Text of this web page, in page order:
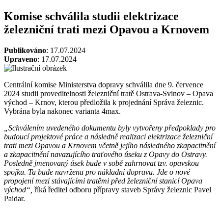
Komise schválila studii elektrizace
železniční trati mezi Opavou a Krnovem
Publikováno: 17.07.2024
Upraveno: 17.07.2024
Centrální komise Ministerstva dopravy schválila dne 9. července
2024 studii proveditelnosti železniční tratě Ostrava-Svinov – Opava
východ – Krnov, kterou předložila k projednání Správa železnic.
Vybrána byla nakonec varianta 4max.
„Schválením uvedeného dokumentu byly vytvořeny předpoklady pro
budoucí projektové práce a následně realizaci elektrizace železniční
trati mezi Opavou a Krnovem včetně jejího následného zkapacitnění
a zkapacitnění navazujícího traťového úseku z Opavy do Ostravy.
Posledně jmenovaný úsek bude v sobě zahrnovat tzv. opavskou
spojku. Ta bude navržena pro nákladní dopravu. Jde o nové
propojení mezi stávajícími tratěmi před železniční stanicí Opava
východ“, říká ředitel odboru přípravy staveb Správy železnic Pavel
Paidar.